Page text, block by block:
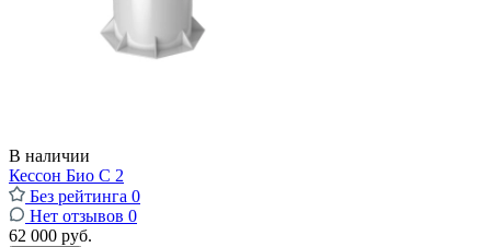
В наличии
Кессон Био С 2
Без рейтинга 0
Нет отзывов 0
62 000 руб.